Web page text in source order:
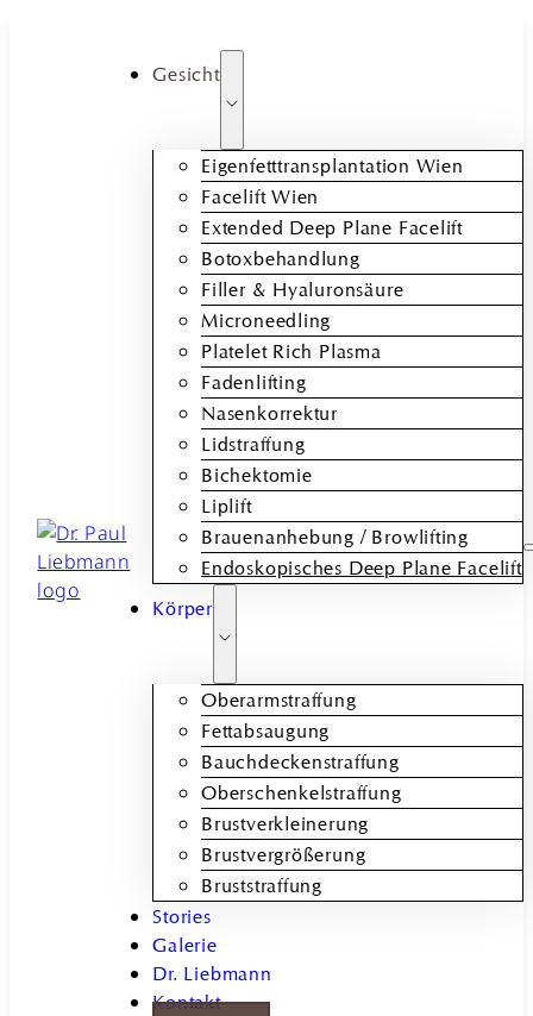
Gesicht
Eigenfetttransplantation Wien
Facelift Wien
Extended Deep Plane Facelift
Botoxbehandlung
Filler & Hyaluronsäure
Microneedling
Platelet Rich Plasma
Fadenlifting
Nasenkorrektur
Lidstraffung
Bichektomie
Liplift
Brauenanhebung / Browlifting
Endoskopisches Deep Plane Facelift
Körper
Oberarmstraffung
Fettabsaugung
Bauchdeckenstraffung
Oberschenkelstraffung
Brustverkleinerung
Brustvergrößerung
Bruststraffung
Stories
Galerie
Dr. Liebmann
Kontakt